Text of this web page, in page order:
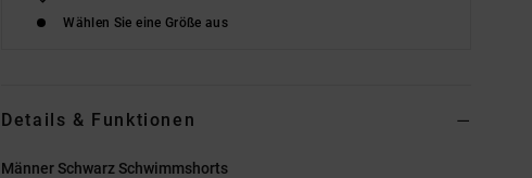
Wählen Sie eine Größe aus
Details & Funktionen
Männer Schwarz Schwimmshorts